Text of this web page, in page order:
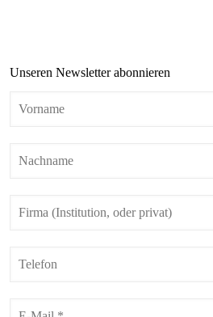
Unseren Newsletter abonnieren